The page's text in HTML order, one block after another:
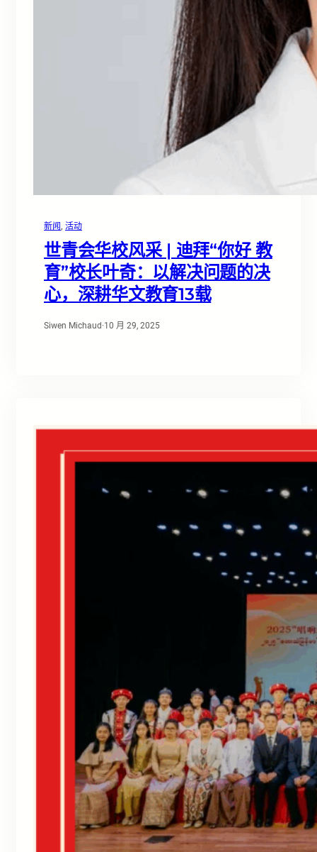
新闻, 活动
世青会华校风采 | 迪拜“你好 教
育”校长叶奇：以解决问题的决
心，深耕华文教育13载
Siwen Michaud ·10 月 29, 2025